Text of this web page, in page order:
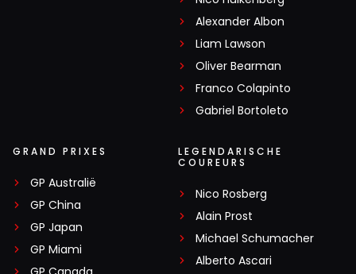
Alexander Albon
Liam Lawson
Oliver Bearman
Franco Colapinto
Gabriel Bortoleto
GRAND PRIXES
GP Australië
GP China
GP Japan
GP Miami
LEGENDARISCHE
COUREURS
Nico Rosberg
Alain Prost
Michael Schumacher
Alberto Ascari